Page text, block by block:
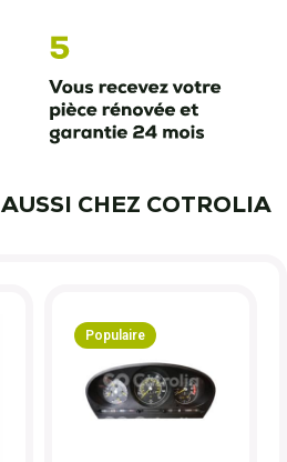
AUSSI CHEZ COTROLIA
Populaire